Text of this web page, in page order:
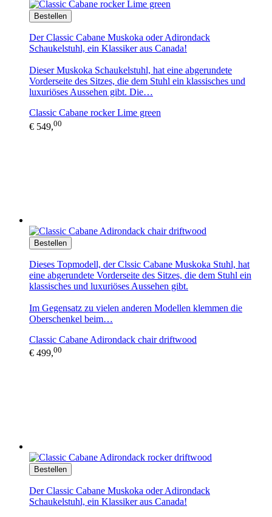
Bestellen
Der Classic Cabane Muskoka oder Adirondack
Schaukelstuhl, ein Klassiker aus Canada!
Dieser Muskoka Schaukelstuhl, hat eine abgerundete
Vorderseite des Sitzes, die dem Stuhl ein klassisches und
luxuriöses Aussehen gibt. Die…
Classic Cabane rocker Lime green
€ 549,00
Bestellen
Dieses Topmodell, der Clssic Cabane Muskoka Stuhl, hat
eine abgerundete Vorderseite des Sitzes, die dem Stuhl ein
klassisches und luxuriöses Aussehen gibt.
Im Gegensatz zu vielen anderen Modellen klemmen die
Oberschenkel beim…
Classic Cabane Adirondack chair driftwood
€ 499,00
Bestellen
Der Classic Cabane Muskoka oder Adirondack
Schaukelstuhl, ein Klassiker aus Canada!